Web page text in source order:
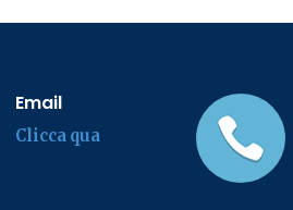
Email
Clicca qua